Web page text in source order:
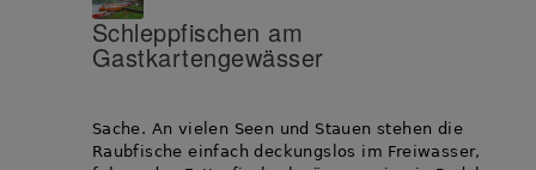
Schleppfischen am
Gastkartengewässer
Sache. An vielen Seen und Stauen stehen die
Raubfische einfach deckungslos im Freiwasser,